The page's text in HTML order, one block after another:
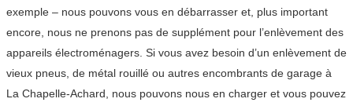
exemple – nous pouvons vous en débarrasser et, plus important
encore, nous ne prenons pas de supplément pour l’enlèvement des
appareils électroménagers. Si vous avez besoin d’un enlèvement de
vieux pneus, de métal rouillé ou autres encombrants de garage à
La Chapelle-Achard, nous pouvons nous en charger et vous pouvez